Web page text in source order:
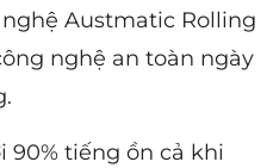
Austmatic Rolling
nghệ an toàn ngày
90% tiếng ồn cả khi